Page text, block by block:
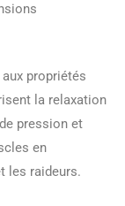
propriétés
la relaxation
pression et
en
les raideurs.